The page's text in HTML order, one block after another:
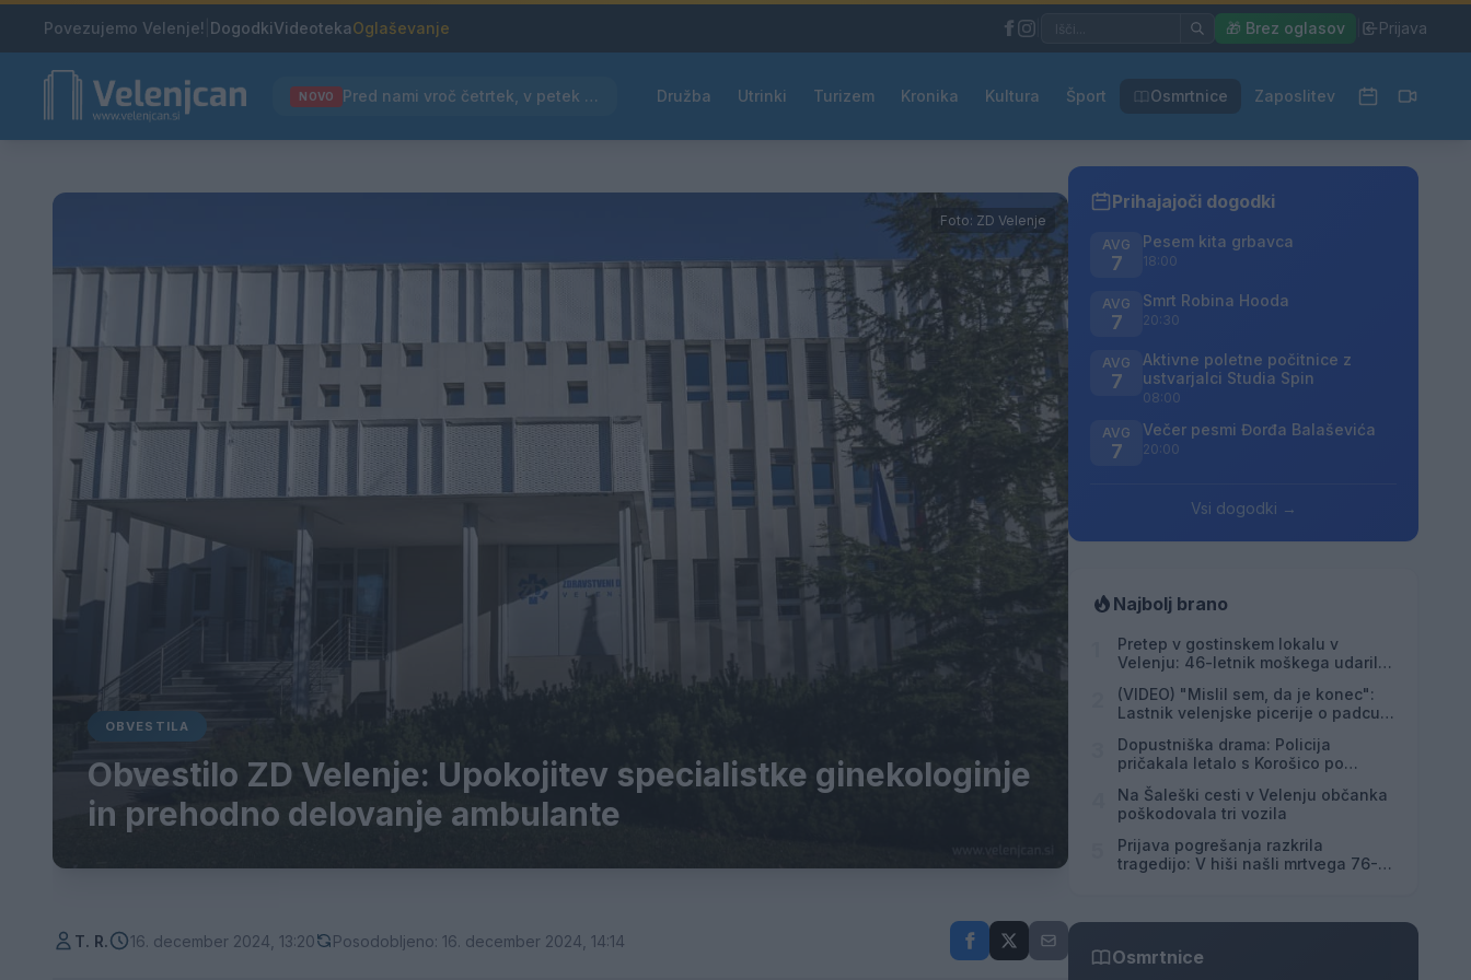
Povezujemo Velenje! DogodkiVideotekaOglaševanje 🎁 Brez oglasov Prijava
NOVO Pred nami vroč četrtek, v petek osvežitev Družba Utrinki Turizem Kronika Kultura Šport Osmrtnice Zaposlitev
Foto: ZD Velenje
OBVESTILA
Obvestilo ZD Velenje: Upokojitev specialistke ginekologinje
in prehodno delovanje ambulante
T. R. 16. december 2024, 13:20 Posodobljeno: 16. december 2024, 14:14
Prihajajoči dogodki
AVG
7
Pesem kita grbavca
18:00
AVG
7
Smrt Robina Hooda
20:30
AVG
7
Aktivne poletne počitnice z
ustvarjalci Studia Spin
08:00
AVG
7
Večer pesmi Đorđa Balaševića
20:00
Vsi dogodki →
Najbolj brano
Pretep v gostinskem lokalu v
Velenju: 46-letnik moškega udaril s
(VIDEO) "Mislil sem, da je konec":
Lastnik velenjske picerije o padcu s
Dopustniška drama: Policija
pričakala letalo s Korošico po
Na Šaleški cesti v Velenju občanka
poškodovala tri vozila
Prijava pogrešanja razkrila
tragedijo: V hiši našli mrtvega 76-
Osmrtnice